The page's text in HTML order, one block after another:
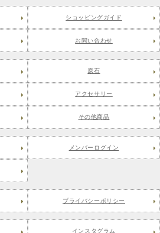
ショッピングガイド
お問い合わせ
原石
アクセサリー
その他商品
メンバーログイン
プライバシーポリシー
インスタグラム